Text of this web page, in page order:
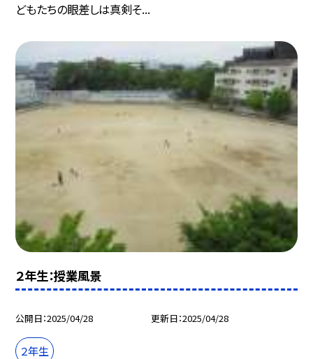
どもたちの眼差しは真剣そ...
２年生：授業風景
公開日 2025/04/28 更新日 2025/04/28
２年生